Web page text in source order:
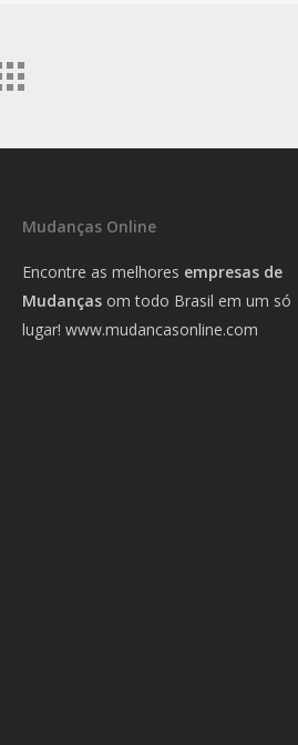
Mudanças Online
Encontre as melhores empresas de
Mudançasom todo Brasil em um só
lugar! www.mudancasonline.com